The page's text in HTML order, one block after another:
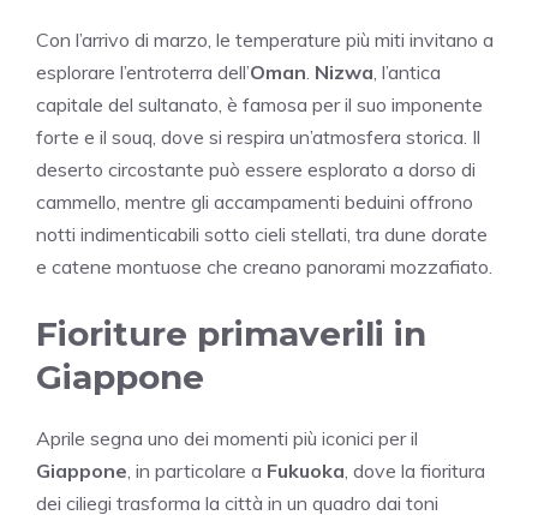
Con l’arrivo di marzo, le temperature più miti invitano a
esplorare l’entroterra dell’Oman Nizwa , l’antica
capitale del sultanato, è famosa per il suo imponente
forte e il souq, dove si respira un’atmosfera storica. Il
deserto circostante può essere esplorato a dorso di
cammello, mentre gli accampamenti beduini offrono
notti indimenticabili sotto cieli stellati, tra dune dorate
e catene montuose che creano panorami mozzafiato.
Fioriture primaverili in
Giappone
Aprile segna uno dei momenti più iconici per il
Giappone , in particolare a Fukuoka , dove la fioritura
dei ciliegi trasforma la città in un quadro dai toni